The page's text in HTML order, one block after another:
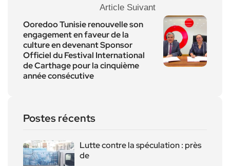
Article Suivant
Ooredoo Tunisie renouvelle son
engagement en faveur de la
culture en devenant Sponsor
Officiel du Festival International
de Carthage pour la cinquième
année consécutive
Postes récents
Lutte contre la spéculation : près
de